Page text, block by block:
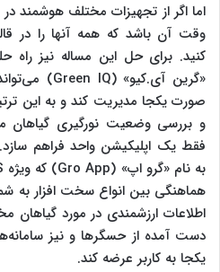
اما اگر از تجهیزات مختلف هوشمند
وقت آن باشد که همه آنها را در
کنید. برای حل این مساله نیز
«گرین آی.کیو» (Green IQ
)
صورت یکجا مدیریت کند و به این
و بررسی وضعیت نورگیری گیاهان
فقط یک اپلیکیشن واحد فراهم سازد.
به نام «گرو اپ» (Gro App) که ویژه
هماهنگی بین انواع سخت افزار به
اطلاعات ارزشمندی در مورد گیاهان
دست آمده از حسگرها و نیز
یکجا به کاربر عرضه کند.